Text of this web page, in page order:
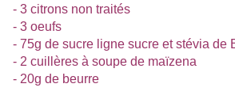
- 3 citrons non traités
- 3 oeufs
- 75g de sucre ligne sucre et stévia de
- 2 cuillères à soupe de maïzena
- 20g de beurre